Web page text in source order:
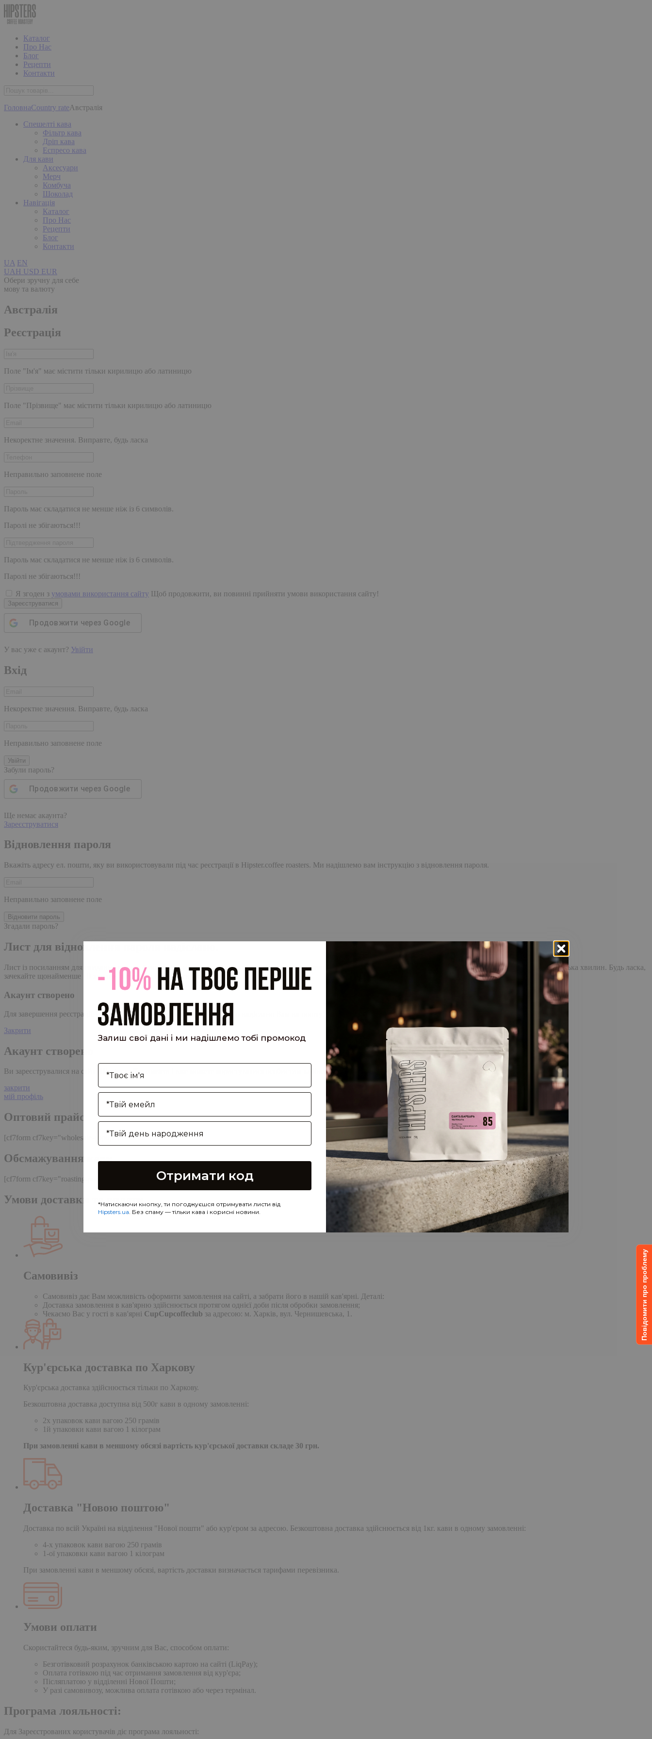
Повідомити про проблему
Каталог
Про Нас
Блог
Рецепти
Контакти
ГоловнаCountry rateАвстралія
Спешелті кава
Фільтр кава
Дріп кава
Еспресо кава
Для кави
Аксесуари
Мерч
Комбуча
Шоколад
Навігація
Каталог
Про Нас
Рецепти
Блог
Контакти
UA EN
UAH USD EUR
Обери зручну для себе
мову та валюту
Австралія
Реєстрація
Поле "Ім'я" має містити тільки кирилицю або латиницю
Поле "Прізвище" має містити тільки кирилицю або латиницю
Некоректне значення. Виправте, будь ласка
Неправильно заповнене поле
Пароль має складатися не менше ніж із 6 символів.
Паролі не збігаються!!!
Пароль має складатися не менше ніж із 6 символів.
Паролі не збігаються!!!
Я згоден з умовами використання сайту Щоб продовжити, ви повинні прийняти умови використання сайту!
Зареєструватися
Продовжити через Google
У вас уже є акаунт? Увійти
Вхід
Некоректне значення. Виправте, будь ласка
Неправильно заповнене поле
Увійти
Забули пароль?
Продовжити через Google
Ще немає акаунта?
Зареєструватися
Відновлення пароля
Вкажіть адресу ел. пошти, яку ви використовували під час реєстрації в Hipster.coffee roasters. Ми надішлемо вам інструкцію з відновлення пароля.
Неправильно заповнене поле
Відновити пароль
Згадали пароль?
Лист для відновлення пароля надіслано.
Лист із посиланням для скидання пароля було надіслано на адресу електронної пошти, прив'язану до вашого облікового запису, доставка повідомлення може зайняти кілька хвилин. Будь ласка,
зачекайте щонайменше 10 хвилин, перш ніж ініціювати ще один запит.
Акаунт створено
Для завершення реєстрації, перейдіть за посиланням у листі, який було надіслано Вам на пошту!
Закрити
Акаунт створено
Ви зареєструвалися на сайті Hipster.coffee
roasters і вже можете користуватися особистим кабінетом, щоб отримувати знижки та відстежувати історію замовлень!
закрити
мій профіль
Оптовий прайс
[cf7form cf7key="wholesale-popup"]
Обсмажування кави
[cf7form cf7key="roasting-popup"]
Умови доставки та оплати
Самовивіз
Самовивіз дає Вам можливість оформити замовлення на сайті, а забрати його в нашій кав'ярні. Деталі:
Доставка замовлення в кав'ярню здійснюється протягом однієї доби після обробки замовлення;
Чекаємо Вас у гості в кав'ярні CupCupcoffeclub за адресою: м. Харків, вул. Чернишевська, 1.
Кур'єрська доставка по Харкову
Кур'єрська доставка здійснюється тільки по Харкову.
Безкоштовна доставка доступна від 500г кави в одному замовленні:
2х упаковок кави вагою 250 грамів
1й упаковки кави вагою 1 кілограм
При замовленні кави в меншому обсязі вартість кур'єрської доставки складе 30 грн.
Доставка "Новою поштою"
Доставка по всій Україні на відділення "Нової пошти" або кур'єром за адресою. Безкоштовна доставка здійснюється від 1кг. кави в одному замовленні:
4-х упаковок кави вагою 250 грамів
1-ої упаковки кави вагою 1 кілограм
При замовленні кави в меншому обсязі, вартість доставки визначається тарифами перевізника.
Умови оплати
Скористайтеся будь-яким, зручним для Вас, способом оплати:
Безготівковий розрахунок банківською картою на сайті (LiqPay);
Оплата готівкою під час отримання замовлення від кур'єра;
Післяплатою у відділенні Нової Пошти;
У разі самовивозу, можлива оплата готівкою або через термінал.
Програма лояльності:
Для Зареєстрованих користувачів діє програма лояльності:
Залиш свої дані і ми надішлемо тобі промокод
І'мя
Enter your email address
Birthday
Отримати код
*Натискаючи кнопку, ти погоджуєшся отримувати листи від
Hipsters.ua. Без спаму — тільки кава і корисні новини.